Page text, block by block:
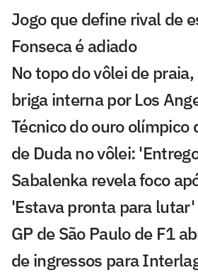
Jogo que define rival de
Fonseca é adiado
No topo do vôlei de
briga interna por Los
Técnico do ouro olímpico
de Duda no vôlei:
Sabalenka revela foco
'Estava pronta para lutar'
GP de São Paulo de F1
de ingressos para